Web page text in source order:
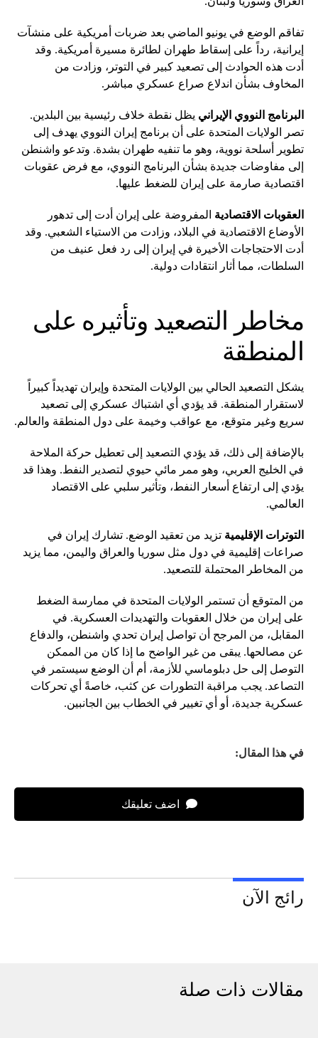
تفاقم الوضع في يونيو الماضي بعد ضربات أمريكية على منشآت
إيرانية، رداً على إسقاط طهران لطائرة مسيرة أمريكية. وقد
أدت هذه الحوادث إلى تصعيد كبير في التوتر، وزادت من
المخاوف بشأن اندلاع صراع عسكري مباشر.
البرنامج النووي الإيراني يظل نقطة خلاف رئيسية بين البلدين.
تصر الولايات المتحدة على أن برنامج إيران النووي يهدف إلى
تطوير أسلحة نووية، وهو ما تنفيه طهران بشدة. وتدعو واشنطن
إلى مفاوضات جديدة بشأن البرنامج النووي، مع فرض عقوبات
اقتصادية صارمة على إيران للضغط عليها.
العقوبات الاقتصادية المفروضة على إيران أدت إلى تدهور
الأوضاع الاقتصادية في البلاد، وزادت من الاستياء الشعبي. وقد
أدت الاحتجاجات الأخيرة في إيران إلى رد فعل عنيف من
السلطات، مما أثار انتقادات دولية.
مخاطر التصعيد وتأثيره على
المنطقة
يشكل التصعيد الحالي بين الولايات المتحدة وإيران تهديداً كبيراً
لاستقرار المنطقة. قد يؤدي أي اشتباك عسكري إلى تصعيد
سريع وغير متوقع، مع عواقب وخيمة على دول المنطقة والعالم.
بالإضافة إلى ذلك، قد يؤدي التصعيد إلى تعطيل حركة الملاحة
في الخليج العربي، وهو ممر مائي حيوي لتصدير النفط. وهذا قد
يؤدي إلى ارتفاع أسعار النفط، وتأثير سلبي على الاقتصاد
العالمي.
التوترات الإقليمية تزيد من تعقيد الوضع. تشارك إيران في
صراعات إقليمية في دول مثل سوريا والعراق واليمن، مما يزيد
من المخاطر المحتملة للتصعيد.
من المتوقع أن تستمر الولايات المتحدة في ممارسة الضغط
على إيران من خلال العقوبات والتهديدات العسكرية. في
المقابل، من المرجح أن تواصل إيران تحدي واشنطن، والدفاع
عن مصالحها. يبقى من غير الواضح ما إذا كان من الممكن
التوصل إلى حل دبلوماسي للأزمة، أم أن الوضع سيستمر في
التصاعد. يجب مراقبة التطورات عن كثب، خاصةً أي تحركات
عسكرية جديدة، أو أي تغيير في الخطاب بين الجانبين.
في هذا المقال:
اضف تعليقك
رائج الآن
مقالات ذات صلة